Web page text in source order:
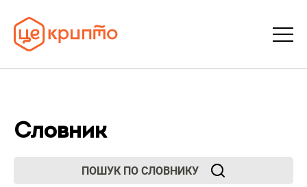
FAQ
Словник
ПОШУК ПО СЛОВНИКУ